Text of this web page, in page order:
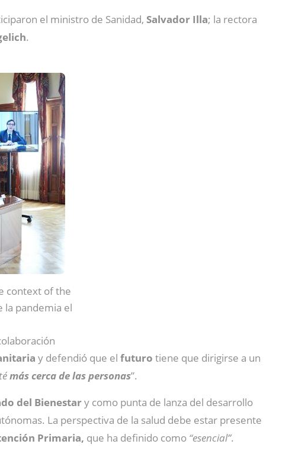
el ministro de Sanidad, Salvador Illa; la rectora
.
context of the
la pandemia el
y defendió que el futuro tiene que dirigirse a un
más cerca de las personas”.
del Bienestary como punta de lanza del desarrollo
La perspectiva de la salud debe estar presente
Primaria, que ha definido como “esencial”.